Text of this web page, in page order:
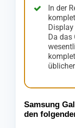
In der
Da das
Samsung
den